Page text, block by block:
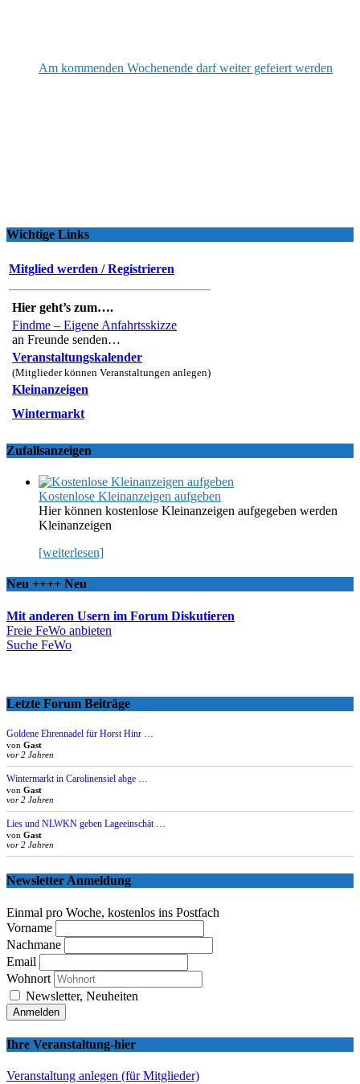
Am kommenden Wochenende darf weiter gefeiert werden
Wichtige Links
Mitglied werden / Registrieren
Hier geht’s zum….
Findme – Eigene Anfahrtsskizze
an Freunde senden…
Veranstaltungskalender
(Mitglieder können Veranstaltungen anlegen)
Kleinanzeigen
Wintermarkt
Zufallsanzeigen
Kostenlose Kleinanzeigen aufgeben
Hier können kostenlose Kleinanzeigen aufgegeben werden
Kleinanzeigen
[weiterlesen]
Neu ++++ Neu
Mit anderen Usern im Forum Diskutieren
Freie FeWo anbieten
Suche FeWo
Letzte Forum Beiträge
Goldene Ehrennadel für Horst Hinr …
von Gast
vor 2 Jahren
Wintermarkt in Carolinensiel abge …
von Gast
vor 2 Jahren
Lies und NLWKN geben Lageeinschät …
von Gast
vor 2 Jahren
Newsletter Anmeldung
Einmal pro Woche, kostenlos ins Postfach
Vorname
Nachmane
Email
Wohnort
Newsletter, Neuheiten
Ihre Veranstaltung-hier
Veranstaltung anlegen (für Mitglieder)